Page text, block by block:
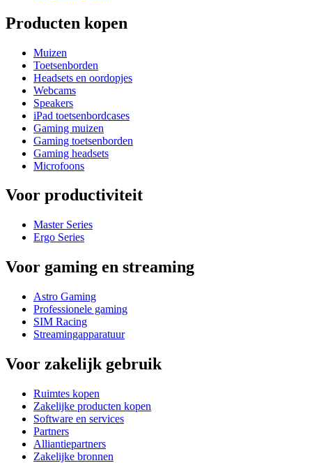
Producten kopen
Muizen
Toetsenborden
Headsets en oordopjes
Webcams
Speakers
iPad toetsenbordcases
Gaming muizen
Gaming toetsenborden
Gaming headsets
Microfoons
Voor productiviteit
Master Series
Ergo Series
Voor gaming en streaming
Astro Gaming
Professionele gaming
SIM Racing
Streamingapparatuur
Voor zakelijk gebruik
Ruimtes kopen
Zakelijke producten kopen
Software en services
Partners
Alliantiepartners
Zakelijke bronnen